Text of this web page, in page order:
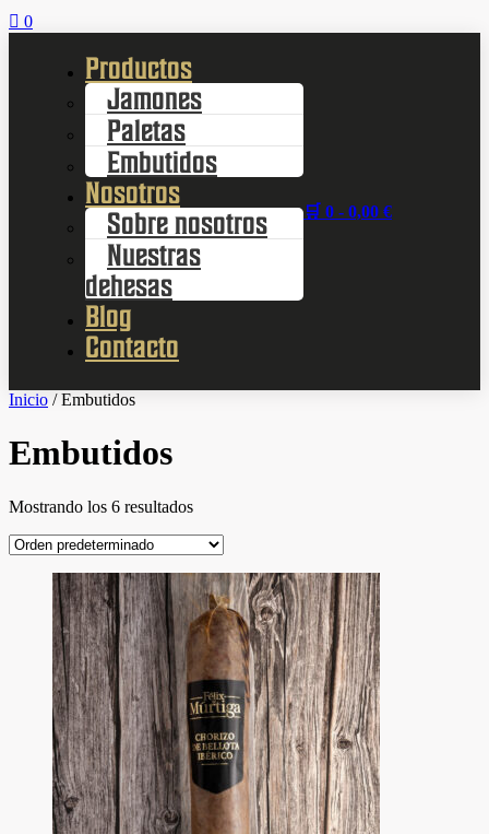
 0
Productos
Jamones
Paletas
Embutidos
Nosotros
Sobre nosotros
Nuestras
dehesas
Blog
Contacto
🛒 0 - 0,00 €
Inicio / Embutidos
Embutidos
Mostrando los 6 resultados